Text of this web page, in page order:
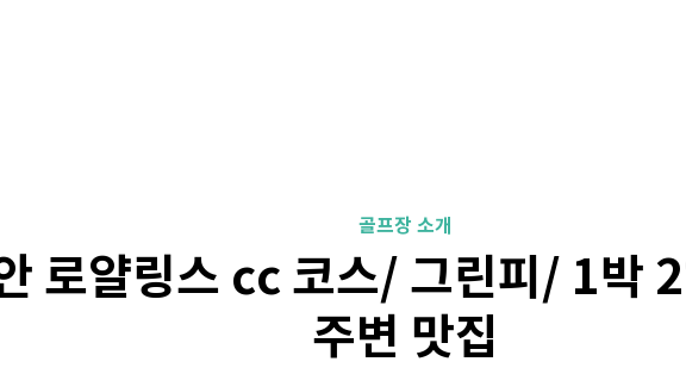
골프장 소개
로얄링스 cc 코스/ 그린피/ 1박
주변 맛집